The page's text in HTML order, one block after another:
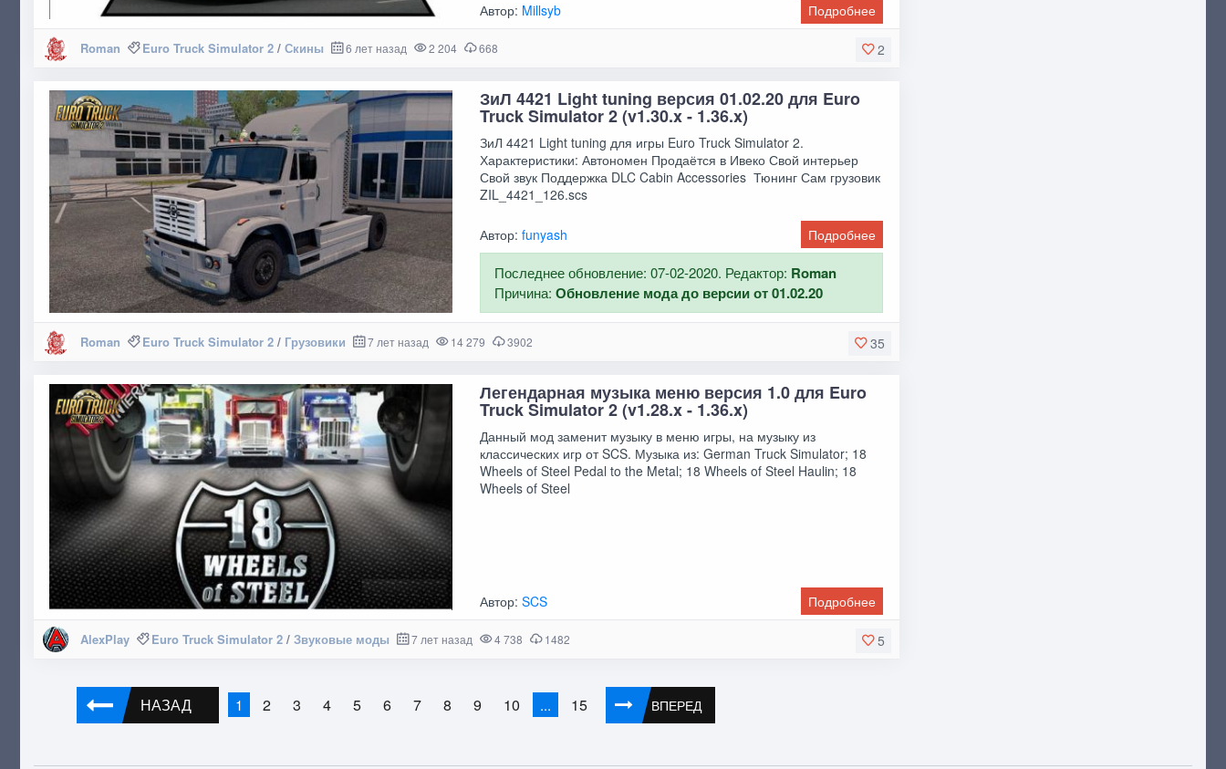
Автор: Millsyb Подробнее
2
Roman Euro Truck Simulator 2/ Скины 6 лет назад 2 204 668
ЗиЛ 4421 Light tuning версия 01.02.20 для Euro
Truck Simulator 2 (v1.30.x - 1.36.x)
ЗиЛ 4421 Light tuning для игры Euro Truck Simulator 2.
Характеристики: Автономен Продаётся в Ивеко Свой интерьер
Свой звук Поддержка DLC Cabin Accessories Тюнинг Сам грузовик
ZIL_4421_126.scs
Автор:funyash Подробнее
Последнее обновление: 07-02-2020. Редактор: Roman
Причина:Обновление мода до версии от 01.02.20
35
Roman Euro Truck Simulator 2/ Грузовики 7 лет назад 14 279 3902
Легендарная музыка меню версия 1.0 для Euro
Truck Simulator 2 (v1.28.x - 1.36.x)
Данный мод заменит музыку в меню игры, на музыку из
классических игр от SCS. Музыка из: German Truck Simulator; 18
Wheels of Steel Pedal to the Metal; 18 Wheels of Steel Haulin; 18
Wheels of Steel
Автор:SCS Подробнее
5
AlexPlay Euro Truck Simulator 2/ Звуковые моды 7 лет назад 4 738 1482
НАЗАД 1 2 3 4 5 6 7 8 9 10 ... 15 ВПЕРЕД